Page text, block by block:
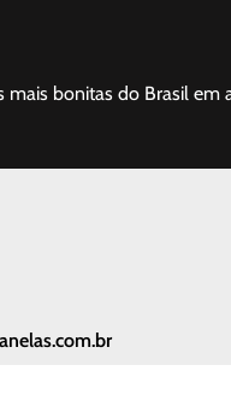
mais bonitas do Brasil em